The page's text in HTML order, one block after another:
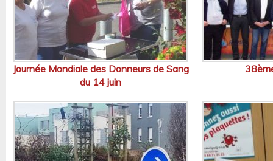
Journée Mondiale des Donneurs de Sang
du 14 juin